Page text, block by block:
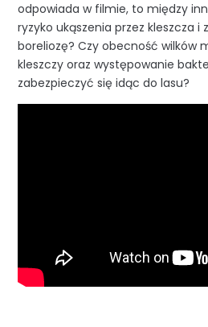
odpowiada w filmie, to między
ryzyko ukąszenia przez kleszcza i
boreliozę? Czy obecność wilków
kleszczy oraz występowanie
zabezpieczyć się idąc do lasu?